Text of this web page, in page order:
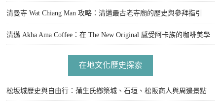
清曼寺 Wat Chiang Man 攻略：清邁最古老寺廟的歷史與參拜指引
清邁 Akha Ama Coffee：在 The New Original 感受阿卡族的咖啡美學
在地文化歷史探索
松坂城歷史與自由行：蒲生氏鄉築城、石垣、松阪商人與周邊景點